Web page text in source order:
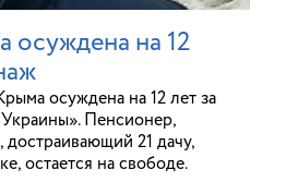
осуждена на 12
осуждена на 12 лет за
Пенсионер,
достраивающий 21 дачу,
остается на свободе.